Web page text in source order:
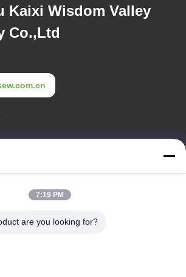
Kaixi Wisdom Valley
Co.,Ltd
rue Luopu Sud, rue Luopu, district de
7:19 PM
are you looking for?